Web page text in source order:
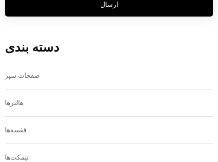
ارسال
دسته بندی
صفحات سپر
هالترها
قفسه‌ها
نیمکت‌ها